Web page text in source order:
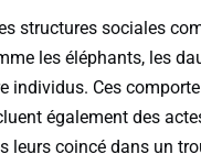
structures sociales
les éléphants, les
individus. Ces
également des
leurs coincé dans un